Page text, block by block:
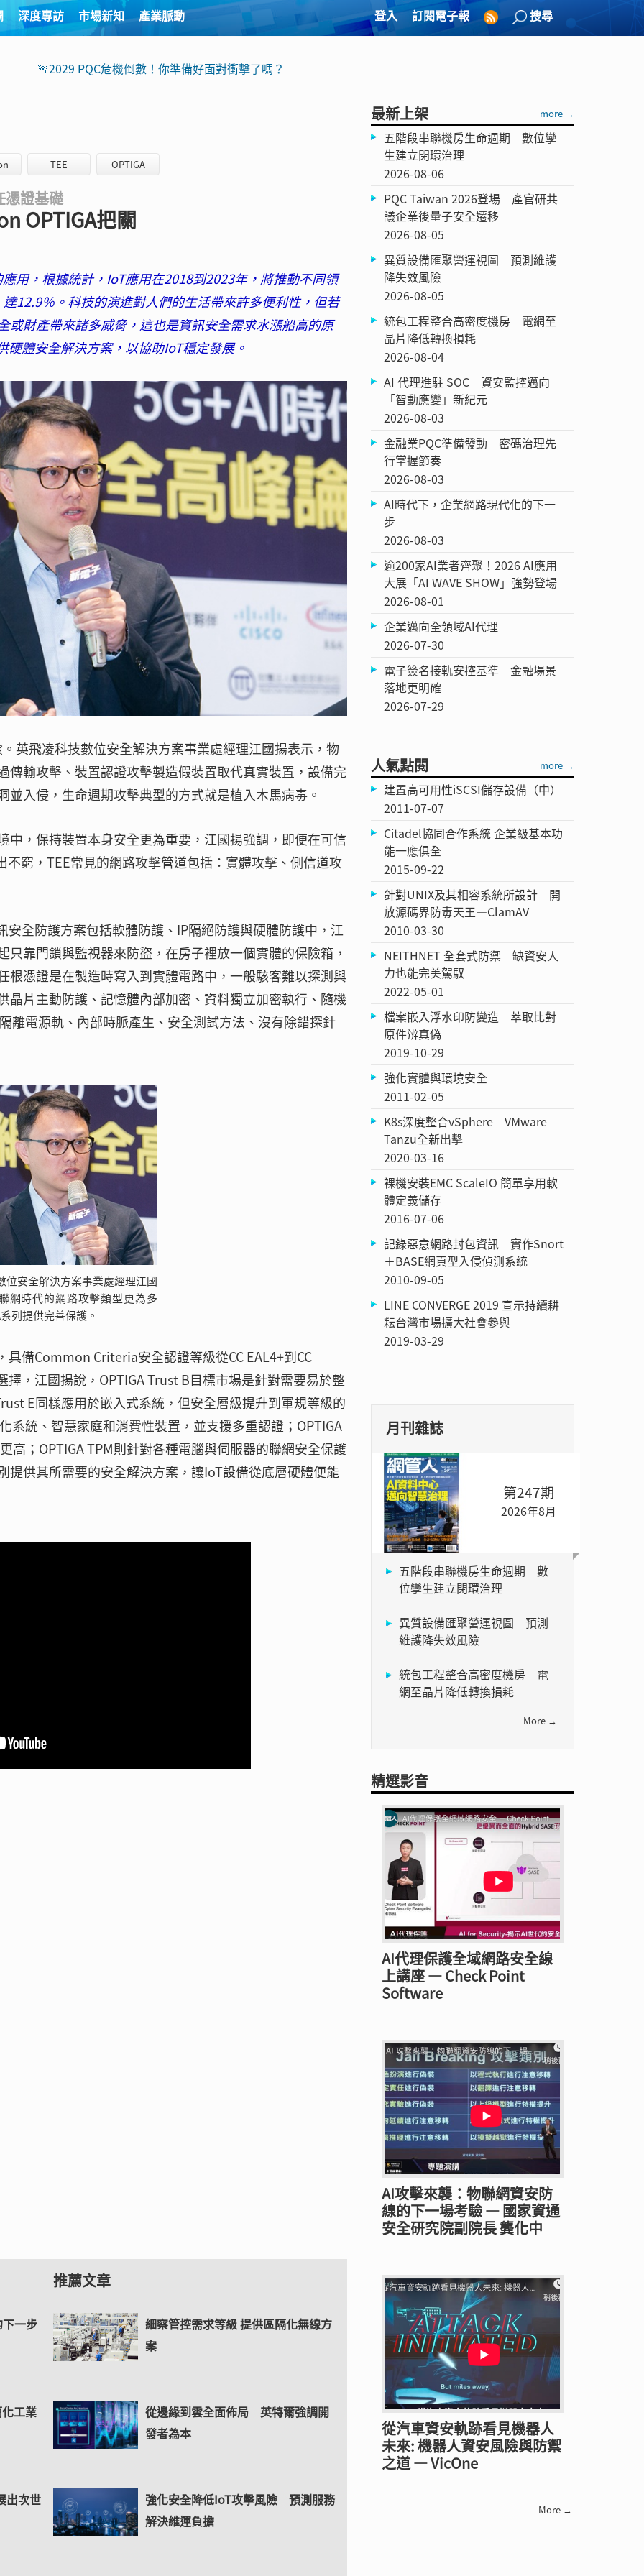
深度專訪 市場新知 產業脈動 登入 訂閱電子報 搜尋
🚨2029 PQC危機倒數！你準備好面對衝擊了嗎？
TEE OPTIGA
證基礎
OPTIGA把關
用，根據統計，IoT應用在2018到2023年，將推動不同領
12.9％。科技的演進對人們的生活帶來許多便利性，但若
或財產帶來諸多威脅，這也是資訊安全需求水漲船高的原
體安全解決方案，以協助IoT穩定發展。
英飛凌科技數位安全解決方案事業處經理江國揚表示，物
傳輸攻擊、裝置認證攻擊製造假裝置取代真實裝置，設備完
入侵，生命週期攻擊典型的方式就是植入木馬病毒。
中，保持裝置本身安全更為重要，江國揚強調，即便在可信
窮，TEE常見的網路攻擊管道包括：實體攻擊、側信道攻
全防護方案包括軟體防護、IP隔絕防護與硬體防護中，江
靠門鎖與監視器來防盜，在房子裡放一個實體的保險箱，
根憑證是在製造時寫入到實體電路中，一般駭客難以探測與
晶片主動防護、記憶體內部加密、資料獨立加密執行、隨機
離電源軌、內部時脈產生、安全測試方法、沒有除錯探針
位安全解決方案事業處經理江國
網時代的網路攻擊類型更為多
列提供完善保護。
備Common Criteria安全認證等級從CC EAL4+到CC
，江國揚說，OPTIGA Trust B目標市場是針對需要易於整
E同樣應用於嵌入式系統，但安全層級提升到軍規等級的
系統、智慧家庭和消費性裝置，並支援多重認證；OPTIGA
高；OPTIGA TPM則針對各種電腦與伺服器的聯網安全保護
提供其所需要的安全解決方案，讓IoT設備從底層硬體便能
一步
工業
出次世
推薦文章
細察管控需求等級 提供區隔化無線方
案
從邊緣到雲全面佈局 英特爾強調開
發者為本
強化安全降低IoT攻擊風險 預測服務
解決維運負擔
最新上架 more →
五階段串聯機房生命週期 數位孿
生建立閉環治理
2026-08-06
PQC Taiwan 2026登場 產官研共
議企業後量子安全遷移
2026-08-05
異質設備匯聚營運視圖 預測維護
降失效風險
2026-08-05
統包工程整合高密度機房 電網至
晶片降低轉換損耗
2026-08-04
AI 代理進駐 SOC 資安監控邁向
「智動應變」新紀元
2026-08-03
金融業PQC準備發動 密碼治理先
行掌握節奏
2026-08-03
AI時代下，企業網路現代化的下一
步
2026-08-03
逾200家AI業者齊聚！2026 AI應用
大展「AI WAVE SHOW」強勢登場
2026-08-01
企業邁向全領域AI代理
2026-07-30
電子簽名接軌安控基準 金融場景
落地更明確
2026-07-29
人氣點閱 more →
建置高可用性iSCSI儲存設備（中）
2011-07-07
Citadel協同合作系統 企業級基本功
能一應俱全
2015-09-22
針對UNIX及其相容系統所設計 開
放源碼界防毒天王—ClamAV
2010-03-30
NEITHNET 全套式防禦 缺資安人
力也能完美駕馭
2022-05-01
檔案嵌入浮水印防變造 萃取比對
原件辨真偽
2019-10-29
強化實體與環境安全
2011-02-05
K8s深度整合vSphere VMware
Tanzu全新出擊
2020-03-16
裸機安裝EMC ScaleIO 簡單享用軟
體定義儲存
2016-07-06
記錄惡意網路封包資訊 實作Snort
＋BASE網頁型入侵偵測系統
2010-09-05
LINE CONVERGE 2019 宣示持續耕
耘台灣市場擴大社會參與
2019-03-29
月刊雜誌
第247期
2026年8月
五階段串聯機房生命週期 數
位孿生建立閉環治理
異質設備匯聚營運視圖 預測
維護降失效風險
統包工程整合高密度機房 電
網至晶片降低轉換損耗
More →
精選影音
AI代理保護全域網路安全線
上講座 — Check Point
Software
AI攻擊來襲：物聯網資安防
線的下一場考驗 — 國家資通
安全研究院副院長 龔化中
從汽車資安軌跡看見機器人
未來: 機器人資安風險與防禦
之道 — VicOne
More →